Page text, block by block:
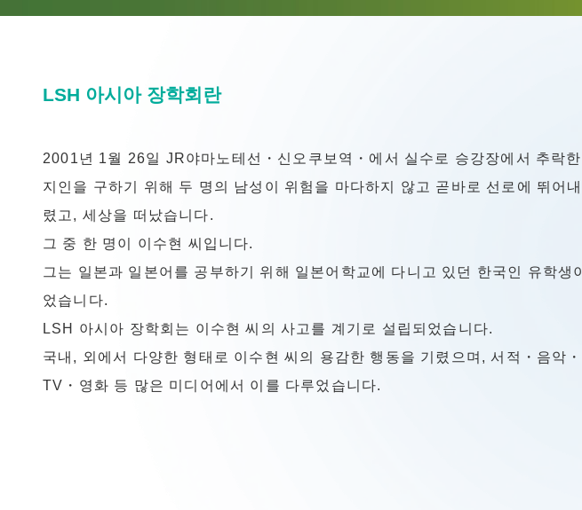
LSH 아시아 장학회란
2001년 1월 26일 JR야마노테선・신오쿠보역・에서 실수로 승강장에서 추락한
지인을 구하기 위해 두 명의 남성이 위험을 마다하지 않고 곧바로 선로에 뛰어내
렸고, 세상을 떠났습니다.
그 중 한 명이 이수현 씨입니다.
그는 일본과 일본어를 공부하기 위해 일본어학교에 다니고 있던 한국인 유학생이
었습니다.
LSH 아시아 장학회는 이수현 씨의 사고를 계기로 설립되었습니다.
국내, 외에서 다양한 형태로 이수현 씨의 용감한 행동을 기렸으며, 서적・음악・
TV・영화 등 많은 미디어에서 이를 다루었습니다.